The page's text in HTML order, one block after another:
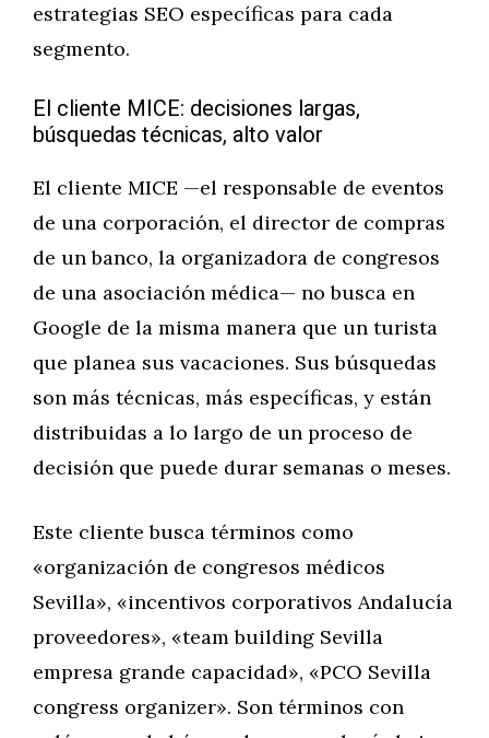
estrategias SEO específicas para cada
segmento.
El cliente MICE: decisiones largas,
búsquedas técnicas, alto valor
El cliente MICE —el responsable de eventos
de una corporación, el director de compras
de un banco, la organizadora de congresos
de una asociación médica— no busca en
Google de la misma manera que un turista
que planea sus vacaciones. Sus búsquedas
son más técnicas, más específicas, y están
distribuidas a lo largo de un proceso de
decisión que puede durar semanas o meses.
Este cliente busca términos como
«organización de congresos médicos
Sevilla», «incentivos corporativos Andalucía
proveedores», «team building Sevilla
empresa grande capacidad», «PCO Sevilla
congress organizer». Son términos con